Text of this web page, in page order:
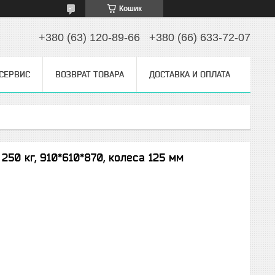
Кошик
+380 (63) 120-89-66 +380 (66) 633-72-07
ВОЗВРАТ ТОВАРА ДОСТАВКА И ОПЛАТА
кг, 910*610*870, колеса 125 мм